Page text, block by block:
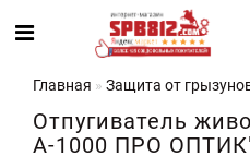
Главная Защита от
Отпугиватель
А-1000 ПРО